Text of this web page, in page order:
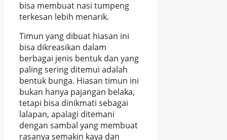
bisa membuat nasi tumpeng
terkesan lebih menarik.
Timun yang dibuat hiasan ini
bisa dikreasikan dalam
berbagai jenis bentuk dan yang
paling sering ditemui adalah
bentuk bunga. Hiasan timun ini
bukan hanya pajangan belaka,
tetapi bisa dinikmati sebagai
lalapan, apalagi ditemani
dengan sambal yang membuat
rasanya semakin kaya dan